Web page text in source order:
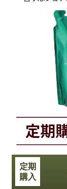
定期
購入